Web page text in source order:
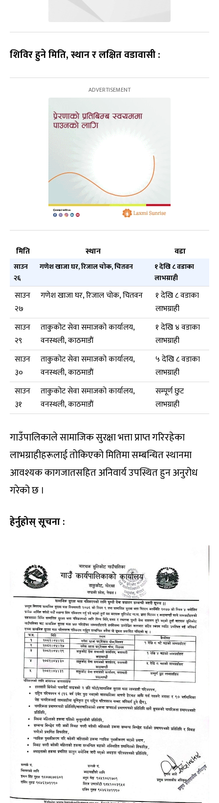
शिविर हुने मिति, स्थान र लक्षित वडावासी :
मिति स्थान वडा
साउन
२६
गणेश खाजा घर, रिजाल चोक, चितवन
१ देखि ८ वडाका
लाभग्राही
साउन
२७
गणेश खाजा घर, रिजाल चोक, चितवन
१ देखि ८ वडाका
लाभग्राही
साउन
२९
ताकुकोट सेवा समाजको कार्यालय,
वनस्थली, काठमाडाैं
१ देखि ४ वडाका
लाभग्राही
साउन
३०
ताकुकोट सेवा समाजको कार्यालय,
वनस्थली, काठमाडाैं
५ देखि ८ वडाका
लाभग्राही
साउन
३१
ताकुकोट सेवा समाजको कार्यालय,
वनस्थली, काठमाडाैं
सम्पूर्ण छुट
लाभग्राही
गाउँपालिकाले सामाजिक सुरक्षा भत्ता प्राप्त गरिरहेका
लाभग्राहीहरूलाई तोकिएको मितिमा सम्बन्धित स्थानमा
आवश्यक कागजातसहित अनिवार्य उपस्थित हुन अनुरोध
गरेको छ ।
हेर्नुहोस् सूचना :